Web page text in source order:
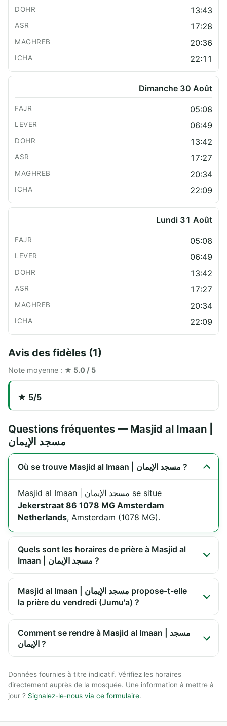
13:43
17:28
20:36
22:11
Dimanche 30 Août
05:08
06:49
13:42
17:27
20:34
22:09
Lundi 31 Août
05:08
06:49
13:42
17:27
20:34
22:09
Avis des fidèles (1)
Note moyenne : ★ 5.0 / 5
★ 5/5
Questions fréquentes — Masjid al Imaan |
مسجد الإيمان
Où se trouve Masjid al Imaan | مسجد الإيمان ?
Masjid al Imaan | مسجد الإيمان se situe
Jekerstraat 86 1078 MG Amsterdam
Netherlands, Amsterdam (1078 MG).
Quels sont les horaires de prière à Masjid al
Imaan | مسجد الإيمان ?
Masjid al Imaan | مسجد الإيمان propose-t-elle
la prière du vendredi (Jumu'a) ?
Comment se rendre à Masjid al Imaan | مسجد
الإيمان ?
Données fournies à titre indicatif. Vérifiez les horaires
directement auprès de la mosquée. Une information à mettre à
jour ? Signalez-le-nous via ce formulaire.